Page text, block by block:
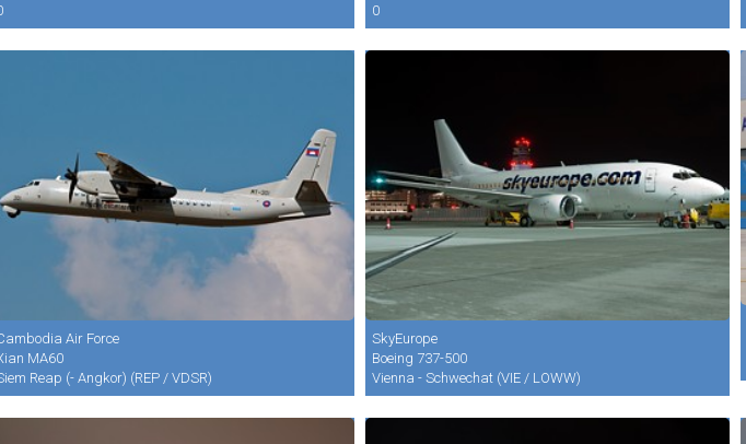
0
Air Force
MA60
Reap (- Angkor) (REP / VDSR)
SkyEurope
Boeing 737-500
Vienna - Schwechat (VIE / LOWW)